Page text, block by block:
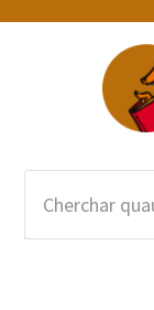
Skip
Skip
Skip